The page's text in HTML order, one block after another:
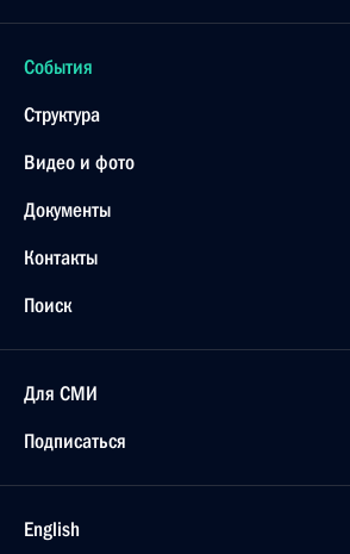
События
Структура
Видео и фото
Документы
Контакты
Поиск
Для СМИ
Подписаться
English